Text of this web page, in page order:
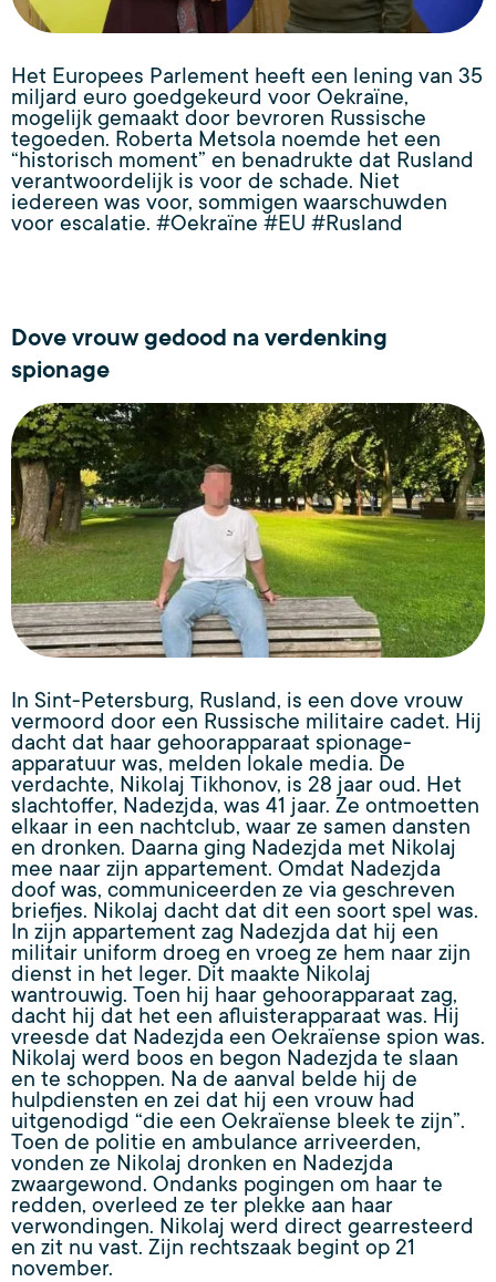
Het Europees Parlement heeft een lening van 35
miljard euro goedgekeurd voor Oekraïne,
mogelijk gemaakt door bevroren Russische
tegoeden. Roberta Metsola noemde het een
“historisch moment” en benadrukte dat Rusland
verantwoordelijk is voor de schade. Niet
iedereen was voor, sommigen waarschuwden
voor escalatie. #Oekraïne #EU #Rusland
Dove vrouw gedood na verdenking
spionage
In Sint-Petersburg, Rusland, is een dove vrouw
vermoord door een Russische militaire cadet. Hij
dacht dat haar gehoorapparaat spionage-
apparatuur was, melden lokale media. De
verdachte, Nikolaj Tikhonov, is 28 jaar oud. Het
slachtoffer, Nadezjda, was 41 jaar. Ze ontmoetten
elkaar in een nachtclub, waar ze samen dansten
en dronken. Daarna ging Nadezjda met Nikolaj
mee naar zijn appartement. Omdat Nadezjda
doof was, communiceerden ze via geschreven
briefjes. Nikolaj dacht dat dit een soort spel was.
In zijn appartement zag Nadezjda dat hij een
militair uniform droeg en vroeg ze hem naar zijn
dienst in het leger. Dit maakte Nikolaj
wantrouwig. Toen hij haar gehoorapparaat zag,
dacht hij dat het een afluisterapparaat was. Hij
vreesde dat Nadezjda een Oekraïense spion was.
Nikolaj werd boos en begon Nadezjda te slaan
en te schoppen. Na de aanval belde hij de
hulpdiensten en zei dat hij een vrouw had
uitgenodigd “die een Oekraïense bleek te zijn”.
Toen de politie en ambulance arriveerden,
vonden ze Nikolaj dronken en Nadezjda
zwaargewond. Ondanks pogingen om haar te
redden, overleed ze ter plekke aan haar
verwondingen. Nikolaj werd direct gearresteerd
en zit nu vast. Zijn rechtszaak begint op 21
november.